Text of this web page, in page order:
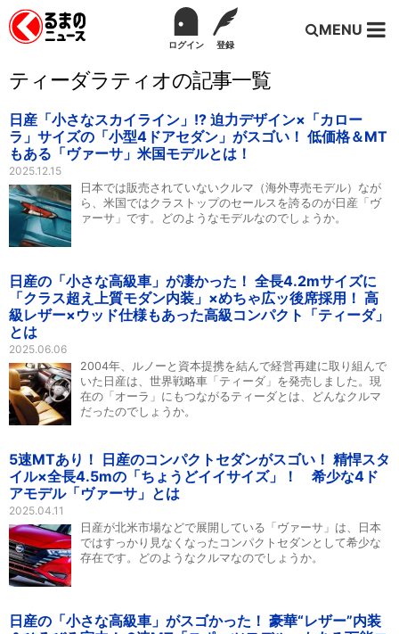
ログイン 登録
MENU
ティーダラティオの記事一覧
日産「小さなスカイライン」!? 迫力デザイン×「カロー
ラ」サイズの「小型4ドアセダン」がスゴい！ 低価格＆MT
もある「ヴァーサ」米国モデルとは！
2025.12.15
日本では販売されていないクルマ（海外専売モデル）なが
ら、米国ではクラストップのセールスを誇るのが日産「ヴ
ァーサ」です。どのようなモデルなのでしょうか。
日産の「小さな高級車」が凄かった！ 全長4.2mサイズに
「クラス超え上質モダン内装」×めちゃ広ッ後席採用！ 高
級レザー×ウッド仕様もあった高級コンパクト「ティーダ」
とは
2025.06.06
2004年、ルノーと資本提携を結んで経営再建に取り組んで
いた日産は、世界戦略車「ティーダ」を発売しました。現
在の「オーラ」にもつながるティーダとは、どんなクルマ
だったのでしょうか。
5速MTあり！ 日産のコンパクトセダンがスゴい！ 精悍スタ
イル×全長4.5mの「ちょうどイイサイズ」！ 希少な4ド
アモデル「ヴァーサ」とは
2025.04.11
日産が北米市場などで展開している「ヴァーサ」は、日本
ではすっかり見なくなったコンパクトセダンとして希少な
存在です。どのようなクルマなのでしょうか。
日産の「小さな高級車」がスゴかった！ 豪華“レザー”内装